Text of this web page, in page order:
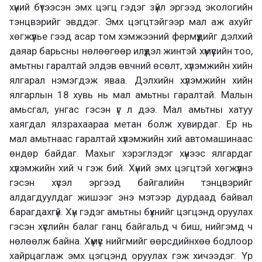
хүний бүтээсэн эмх цэгц гэдэг зүйл эргээд экологийн
тэнцвэрийг эвддэг. Эмх цэгцтэйгээр мал аж ахуйг
хөгжүүлье гээд асар том хэмжээний фермүүдийг дэлхий
даяар барьсны нөлөөгөөр илүүдэл жинтэй хүмүүсийн тоо,
амьтны гаралтай элдэв өвчний өсөлт, хүлэмжийн хийн
ялгарал нэмэгдэж яваа. Дэлхийн хүлэмжийн хийн
ялгарлын 18 хувь нь мал амьтны гаралтай. Малын
амьсгал, унгас гэсэн үг л дээ. Мал амьтны хатуу
хаягдал ялзрахаараа метан болж хувирдаг. Ер нь
мал амьтнаас гаралтай хүлэмжийн хий автомашинаас
өндөр байдаг. Махыг хэрэглэдэг хүнээс ялгардаг
хүлэмжийн хий ч гэж бий. Хүний эмх цэгцтэй хөгжүүлнэ
гэсэн хүсэл эргээд байгалийн тэнцвэрийг
алдагдуулдаг жишээг энэ мэтээр дурдаад байвал
барагдахгүй. Хүн гэдэг амьтны бүхнийг цэгцэнд оруулах
гэсэн хүслийн балаг ганц байгальд ч биш, нийгэмд ч
нөлөөлж байна. Хүмүүс нийгмийг өөрсдийнхөө бодлоор
хайрцаглаж эмх цэгцэнд оруулах гэж хичээдэг. Үр